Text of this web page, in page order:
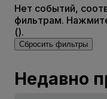
Нет событий,
фильтрам.
().
Сбросить фильтры
Недавно